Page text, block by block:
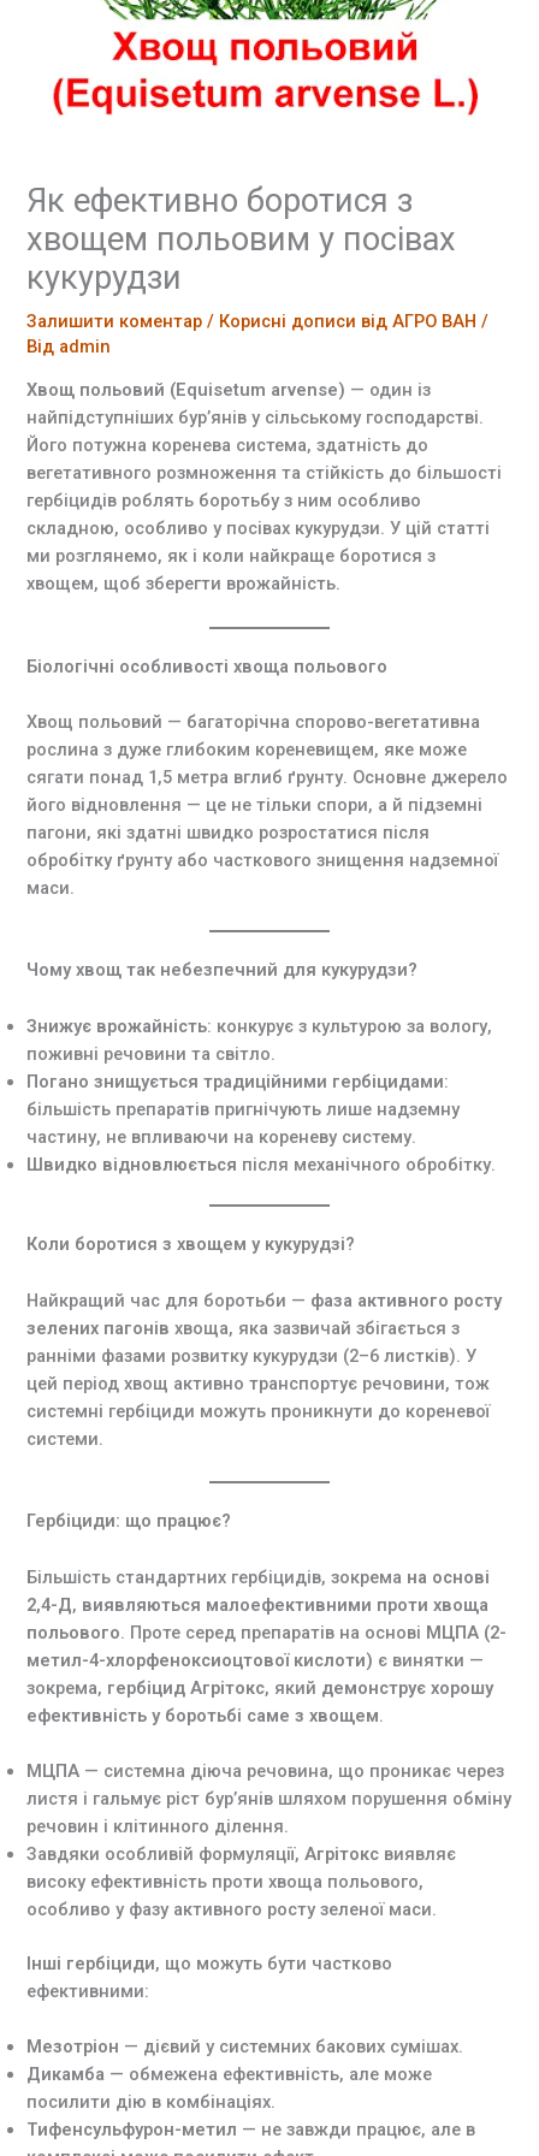
Як ефективно боротися з
хвощем польовим у посівах
кукурудзи
Залишити коментар / Корисні дописи від АГРО ВАН /
Від admin
Хвощ польовий (Equisetum arvense) — один із
найпідступніших бур’янів у сільському господарстві.
Його потужна коренева система, здатність до
вегетативного розмноження та стійкість до більшості
гербіцидів роблять боротьбу з ним особливо
складною, особливо у посівах кукурудзи. У цій статті
ми розглянемо, як і коли найкраще боротися з
хвощем, щоб зберегти врожайність.
Біологічні особливості хвоща польового
Хвощ польовий — багаторічна спорово-вегетативна
рослина з дуже глибоким кореневищем, яке може
сягати понад 1,5 метра вглиб ґрунту. Основне джерело
його відновлення — це не тільки спори, а й підземні
пагони, які здатні швидко розростатися після
обробітку ґрунту або часткового знищення надземної
маси.
Чому хвощ так небезпечний для кукурудзи?
Знижує врожайність: конкурує з культурою за вологу,
поживні речовини та світло.
Погано знищується традиційними гербіцидами:
більшість препаратів пригнічують лише надземну
частину, не впливаючи на кореневу систему.
Швидко відновлюється після механічного обробітку.
Коли боротися з хвощем у кукурудзі?
Найкращий час для боротьби — фаза активного росту
зелених пагонів хвоща, яка зазвичай збігається з
ранніми фазами розвитку кукурудзи (2–6 листків). У
цей період хвощ активно транспортує речовини, тож
системні гербіциди можуть проникнути до кореневої
системи.
Гербіциди: що працює?
Більшість стандартних гербіцидів, зокрема на основі
2,4-Д, виявляються малоефективними проти хвоща
польового. Проте серед препаратів на основі МЦПА (2-
метил-4-хлорфеноксиоцтової кислоти) є винятки —
зокрема, гербіцид Агрітокс, який демонструє хорошу
ефективність у боротьбі саме з хвощем.
МЦПА — системна діюча речовина, що проникає через
листя і гальмує ріст бур’янів шляхом порушення обміну
речовин і клітинного ділення.
Завдяки особливій формуляції,Агрітокс виявляє
високу ефективність проти хвоща польового,
особливо у фазу активного росту зеленої маси.
Інші гербіциди, що можуть бути частково
ефективними:
Мезотріон — дієвий у системних бакових сумішах.
Дикамба — обмежена ефективність, але може
посилити дію в комбінаціях.
Тифенсульфурон-метил — не завжди працює, але в